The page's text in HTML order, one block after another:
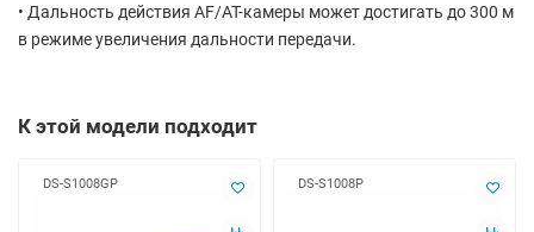
• Дальность действия AF/AT-камеры может достигать до 300 м
в режиме увеличения дальности передачи.
К этой модели подходит
DS-S1008GP DS-S1008P